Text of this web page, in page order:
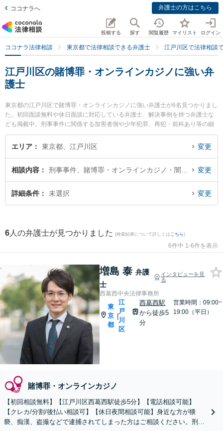
ココナラへ 弁護士の方はこちら
投稿する 探す 閲覧履歴 マイリスト ログイン
ココナラ法律相談 東京都で法律相談できる弁護士 江戸川区で法律相談
江戸川区の賭博罪・オンラインカジノに強い弁
護士
東京都の江戸川区で賭博罪・オンラインカジノに強い弁護士が6名見つかりまし
た。初回面談無料や休日面談に対応している弁護士、解決事例を持つ弁護士な
ども掲載中。刑事事件に関係する加害者側や少年犯罪、再犯・前科あり等の細
かな分野での絞り込み検索もでき便利です。特に西葛西中央法律事務所の増島
泰弁護士や原田綜合法律事務所の原田 和幸弁護士、遠山法律事務所の遠山 泰夫
に弁護士に相談したい』『賭博罪・オンラインカジノのトラブル解決の実績豊
富な近くの弁護士を検索したい』『初回相談無料で賭博罪・オンラインカジノ
を法律相談できる江戸川区内の弁護士に相談予約したい』などでお困りの相談
エリア 東京都、江戸川区 変更
相談内容 変更
詳細条件 未選択 変更
6 人の弁護士が見つかりました (検索結果について詳しくは こちら)
6件中 1-6件を表示
増島 泰 弁護
士
インタビューを見
る
西葛西中央法律事務所
東
京
都
|
江
戸
川
区
西葛西駅
から徒歩5
分
営業時間：09:00~
19:00（平日）
賭博罪・オンラインカジノ
【初回相談無料】【江戸川区西葛西駅徒歩5分】【電話相談可能】
【クレカ/分割/後払い相談可】【休日夜間相談可能】身近な方が猥
褻、痴漢、盗撮などで逮捕されてしまった方はご相談ください。刑事